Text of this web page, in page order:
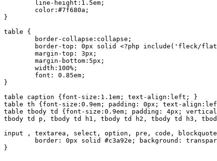
}
table {
}
table caption {font-size:1.1em; text-align:left; }
table th {font-size:0.9em; padding: 0px; text-
table tbody td {font-size:0.9em; padding: 4px;
tbody td p, tbody td h1, tbody td h2, tbody td h3,
input , textarea, select, option, pre, code,
}